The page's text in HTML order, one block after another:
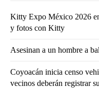
Kitty Expo México 2026
y fotos con Kitty
Asesinan a un hombre a
Coyoacán inicia censo
vecinos deberán registrar